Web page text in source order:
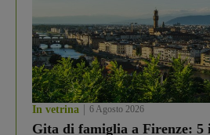
In vetrina 6 Agosto 2026
Gita di famiglia a Firenze: 5